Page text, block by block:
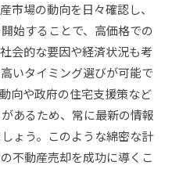
川市不動産売却を成功さ
する方法
宣伝活動
解する
トを活用しよう
る絶大な影響
トーリーテリング
市場の動向を日々確認し、
始することで、高価格での
会的な要因や経済状況も考
いタイミング選びが可能で
向や政府の住宅支援策など
あるため、常に最新の情報
ょう。このような綿密な計
不動産売却を成功に導くこ